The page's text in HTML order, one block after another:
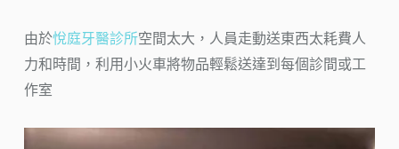
由於悅庭牙醫診所空間太大，人員走動送東西太耗費人
力和時間，利用小火車將物品輕鬆送達到每個診間或工
作室